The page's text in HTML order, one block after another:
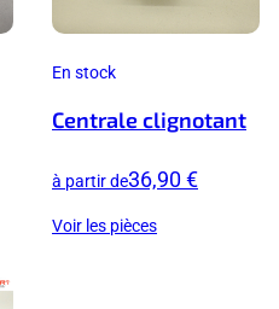
En stock
Centrale clignotant
à partir de36,90 €
Voir les pièces